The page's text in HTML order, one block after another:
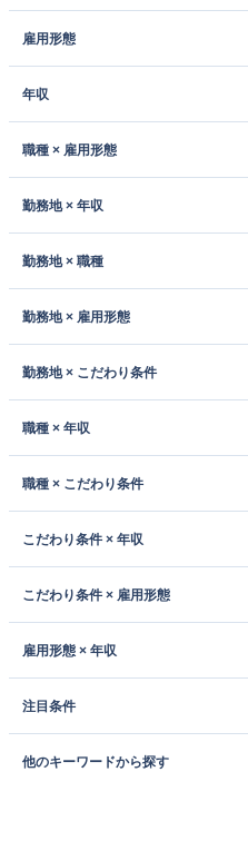
雇用形態
年収
職種 × 雇用形態
勤務地 × 年収
勤務地 × 職種
勤務地 × 雇用形態
勤務地 × こだわり条件
職種 × 年収
職種 × こだわり条件
こだわり条件 × 年収
こだわり条件 × 雇用形態
雇用形態 × 年収
注目条件
他のキーワードから探す